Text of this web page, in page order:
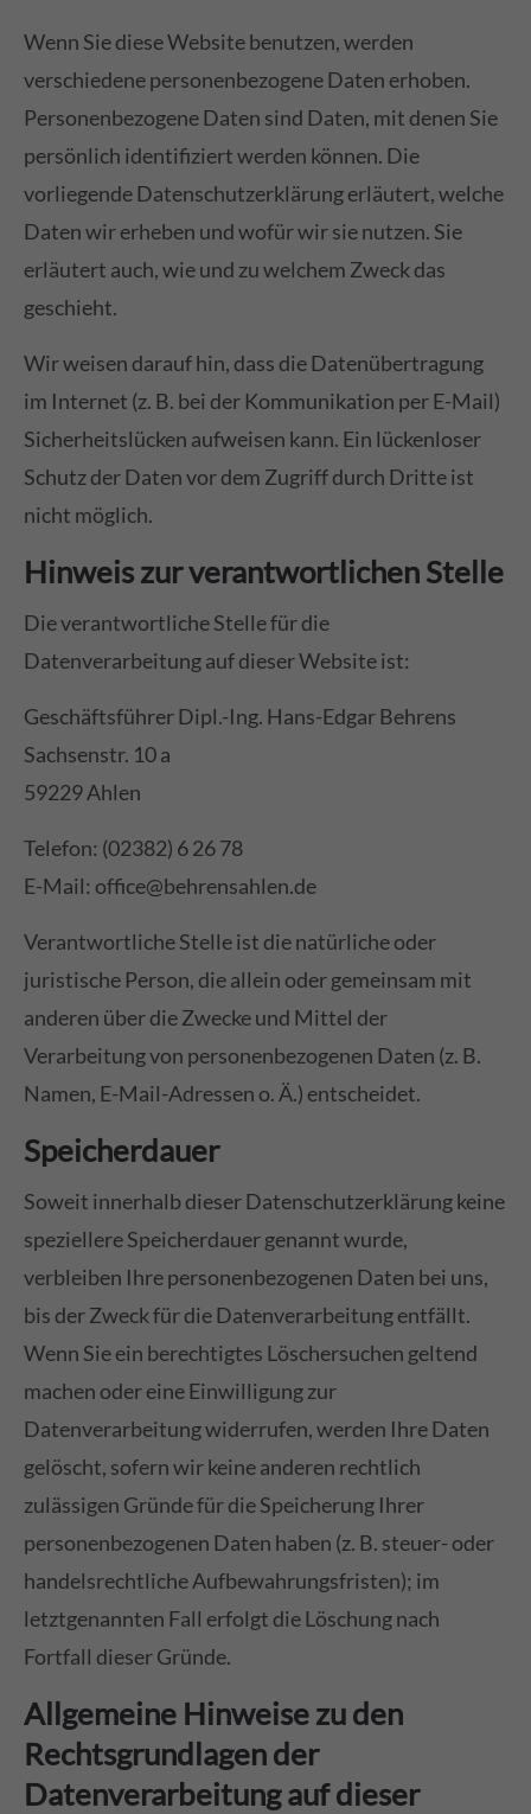
Wenn Sie diese Website benutzen, werden
verschiedene personenbezogene Daten erhoben.
Personenbezogene Daten sind Daten, mit denen Sie
persönlich identifiziert werden können. Die
vorliegende Datenschutzerklärung erläutert, welche
Daten wir erheben und wofür wir sie nutzen. Sie
erläutert auch, wie und zu welchem Zweck das
geschieht.
Wir weisen darauf hin, dass die Datenübertragung
im Internet (z. B. bei der Kommunikation per E-Mail)
Sicherheitslücken aufweisen kann. Ein lückenloser
Schutz der Daten vor dem Zugriff durch Dritte ist
nicht möglich.
Hinweis zur verantwortlichen Stelle
Die verantwortliche Stelle für die
Datenverarbeitung auf dieser Website ist:
Geschäftsführer Dipl.-Ing. Hans-Edgar Behrens
Sachsenstr. 10 a
59229 Ahlen
Telefon: (02382) 6 26 78
E-Mail: office@behrensahlen.de
Verantwortliche Stelle ist die natürliche oder
juristische Person, die allein oder gemeinsam mit
anderen über die Zwecke und Mittel der
Verarbeitung von personenbezogenen Daten (z. B.
Namen, E-Mail-Adressen o. Ä.) entscheidet.
Speicherdauer
Soweit innerhalb dieser Datenschutzerklärung keine
speziellere Speicherdauer genannt wurde,
verbleiben Ihre personenbezogenen Daten bei uns,
bis der Zweck für die Datenverarbeitung entfällt.
Wenn Sie ein berechtigtes Löschersuchen geltend
machen oder eine Einwilligung zur
Datenverarbeitung widerrufen, werden Ihre Daten
gelöscht, sofern wir keine anderen rechtlich
zulässigen Gründe für die Speicherung Ihrer
personenbezogenen Daten haben (z. B. steuer- oder
handelsrechtliche Aufbewahrungsfristen); im
letztgenannten Fall erfolgt die Löschung nach
Fortfall dieser Gründe.
Allgemeine Hinweise zu den
Rechtsgrundlagen der
Datenverarbeitung auf dieser